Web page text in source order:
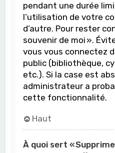
pendant une durée
l’utilisation de votre
d’autre. Pour rester
souvenir de moi ».
vous vous connectez
public (bibliothèque,
etc.). Si la case est
administrateur a
cette fonctionnalité.
Haut
À quoi sert «